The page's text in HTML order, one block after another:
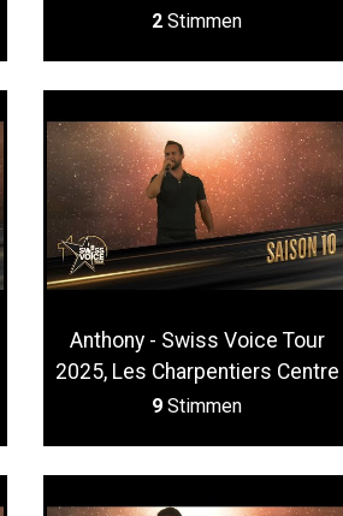
2 Stimmen
Anthony - Swiss Voice Tour
2025, Les Charpentiers Centre
9 Stimmen